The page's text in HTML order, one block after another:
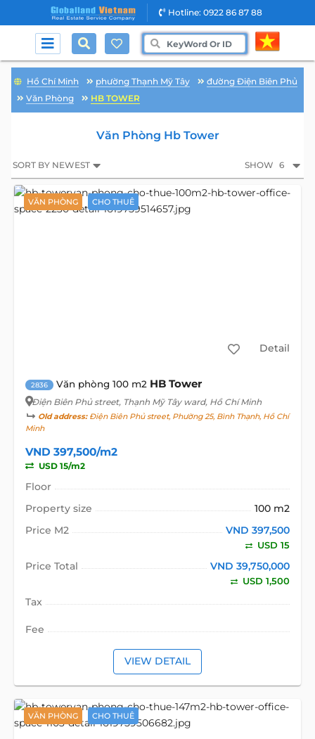
Hotline: 0922 86 87 88
Hồ Chí Minh phường Thạnh Mỹ Tây
đường Điện Biên Phủ
Văn Phòng
HB TOWER
Văn Phòng Hb Tower
SORT BY NEWEST SHOW 6
VĂN PHÒNG CHO THUÊ
Detail
2836 Văn phòng 100 m2 HB Tower
Điện Biên Phủ street, Thạnh Mỹ Tây ward, Hồ Chí Minh
Old address:Điện Biên Phủ street, Phường 25, Bình Thạnh, Hồ Chí
Minh
VND 397,500/m2
USD 15/m2
Floor
Property size
100 m2
Price M2
VND 397,500
USD 15
Price Total VND 39,750,000
USD 1,500
Tax
Fee
VIEW DETAIL
VĂN PHÒNG CHO THUÊ